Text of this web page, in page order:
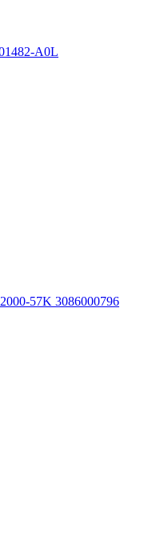
A0L
57K 3086000796